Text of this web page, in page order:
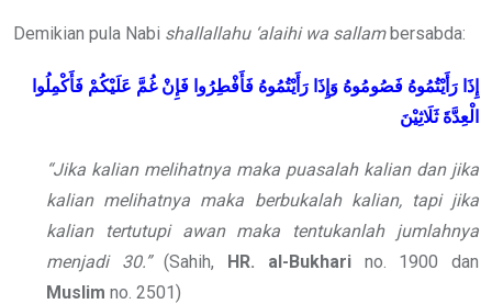
Demikian pula Nabi shallallahu ‘alaihi wa sallambersabda:
إِذَا رَأَيْتُمُوهُ فَصُومُوهُ وَإِذَا رَأَيْتُمُوهُ فَأَفْطِرُوا فَإِنْ غُمَّ عَلَيْكُمْ فَأَكْمِلُوا
الْعِدَّةَ ثَلَاثِيْنَ
“Jika kalian melihatnya maka puasalah kalian dan jika
kalian melihatnya maka berbukalah kalian, tapi jika
kalian tertutupi awan maka tentukanlah jumlahnya
menjadi 30.”(Sahih, HR. al-Bukharino. 1900 dan
Muslim no. 2501)